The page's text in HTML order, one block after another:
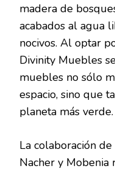
madera de
acabados al agua
nocivos. Al optar
Divinity Muebles
muebles no sólo
espacio, sino que
planeta más verde.
La colaboración
Nacher y Mobenia